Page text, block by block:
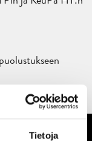
Tietoja